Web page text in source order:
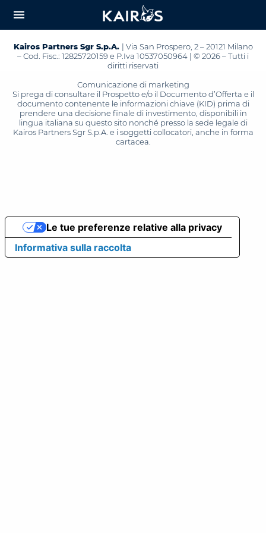
CONTENT
menu
Kairos Partners Sgr S.p.A. | Via San Prospero, 2 – 20121 Milano
– Cod. Fisc.: 12825720159 e P.Iva 10537050964 | © 2026 – Tutti i
diritti riservati
Comunicazione di marketing
Si prega di consultare il Prospetto e/o il Documento d’Offerta e il
documento contenente le informazioni chiave (KID) prima di
prendere una decisione finale di investimento, disponibili in
lingua italiana su questo sito nonché presso la sede legale di
Kairos Partners Sgr S.p.A. e i soggetti collocatori, anche in forma
cartacea.
Informativa sulla raccolta
Le tue preferenze relative alla privacy